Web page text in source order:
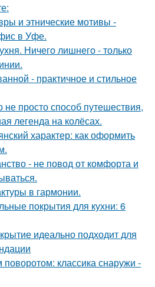
и этнические мотивы -
в Уфе.
Ничего лишнего - только
- практичное и стильное
не просто способ путешествия,
легенда на колёсах.
характер: как оформить
- не повод от комфорта и
в гармонии.
покрытия для кухни: 6
идеально подходит для
классика снаружи -